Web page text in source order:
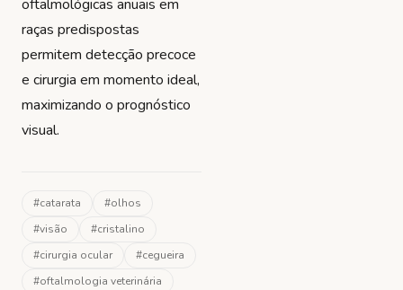
oftalmológicas anuais em
raças predispostas
permitem detecção precoce
e cirurgia em momento ideal,
maximizando o prognóstico
visual.
#catarata #olhos
#visão #cristalino
#cirurgia ocular #cegueira
#oftalmologia veterinária